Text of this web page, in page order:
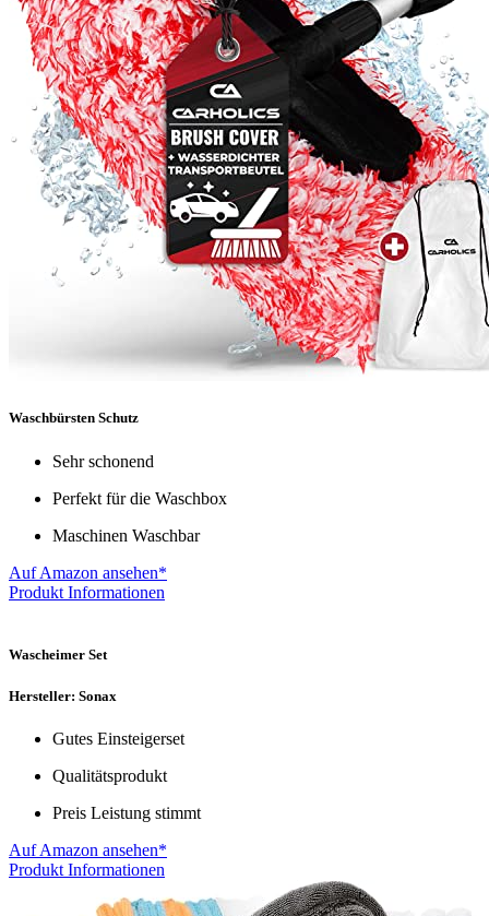
Waschbürsten Schutz
Sehr schonend
Perfekt für die Waschbox
Maschinen Waschbar
Auf Amazon ansehen*
Produkt Informationen
Wascheimer Set
Hersteller: Sonax
Gutes Einsteigerset
Qualitätsprodukt
Preis Leistung stimmt
Auf Amazon ansehen*
Produkt Informationen